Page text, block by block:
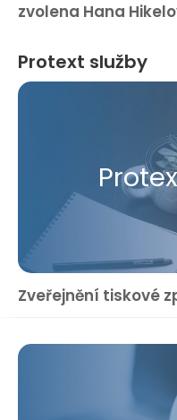
zvolena Hana
Protext služby
Zveřejnění tiskové